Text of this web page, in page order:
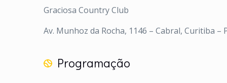
Graciosa Country Club
Av. Munhoz da Rocha, 1146 – Cabral, Curitiba –
Programação